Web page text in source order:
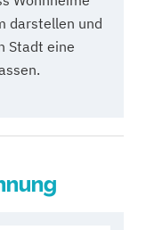
darstellen und
Stadt eine